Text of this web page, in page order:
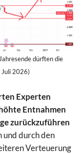
dürften die
Juli 2026)
Experten
Entnahmen
zurückzuführen
und durch den
Verteuerung